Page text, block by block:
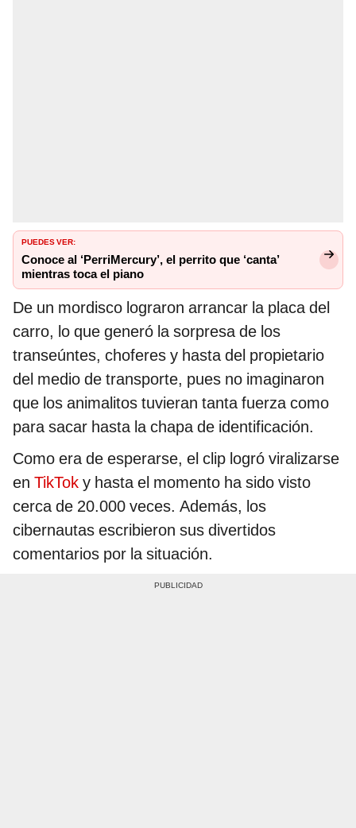
PUEDES VER:
Conoce al ‘PerriMercury’, el perrito que ‘canta’
mientras toca el piano
De un mordisco lograron arrancar la placa del
carro, lo que generó la sorpresa de los
transeúntes, choferes y hasta del propietario
del medio de transporte, pues no imaginaron
que los animalitos tuvieran tanta fuerza como
para sacar hasta la chapa de identificación.
Como era de esperarse, el clip logró viralizarse
en TikTok y hasta el momento ha sido visto
cerca de 20.000 veces. Además, los
cibernautas escribieron sus divertidos
comentarios por la situación.